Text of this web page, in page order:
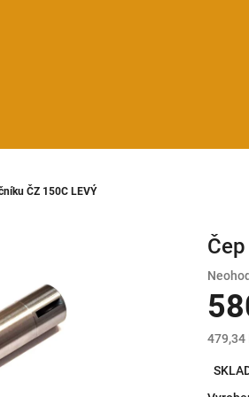
ČZ 150C LEVÝ
0,0
479,34
cena: